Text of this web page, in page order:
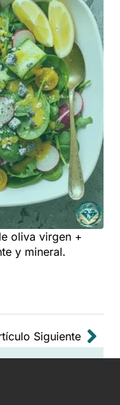
oliva virgen +
y mineral.
Siguiente